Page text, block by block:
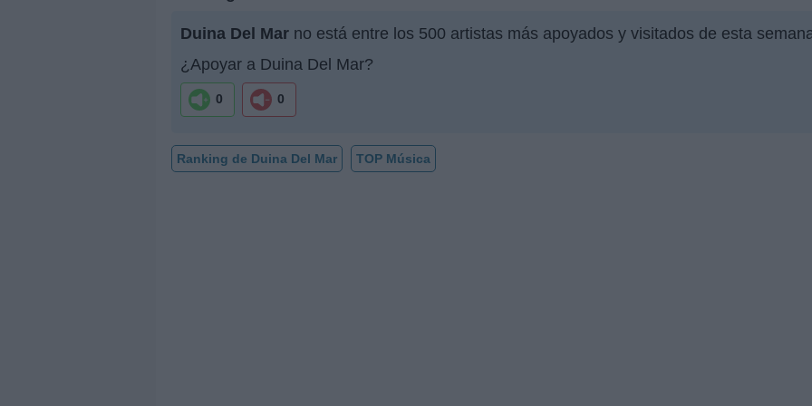
Duina Del Mar no está entre los 500 artistas más apoyados y visitados de esta
¿Apoyar a Duina Del Mar?
0 0
Ranking de Duina Del Mar TOP Música